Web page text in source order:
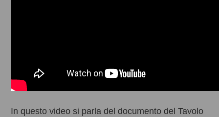
In questo video si parla del documento del Tavolo